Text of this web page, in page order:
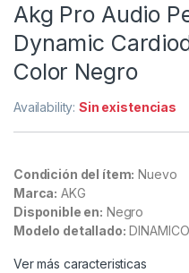
Akg Pro Audio
Dynamic
Color Negro
Availability:Sin existencias
Condición del ítem: Nuevo
Marca: AKG
Disponible en: Negro
Modelo detallado: DINAMICO
Ver más caracteristicas